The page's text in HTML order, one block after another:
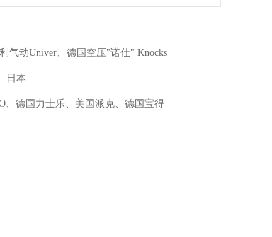
气动Univer、德国空压"诺仕" Knocks
日本
、德国力士乐、美国派克、德国宝得